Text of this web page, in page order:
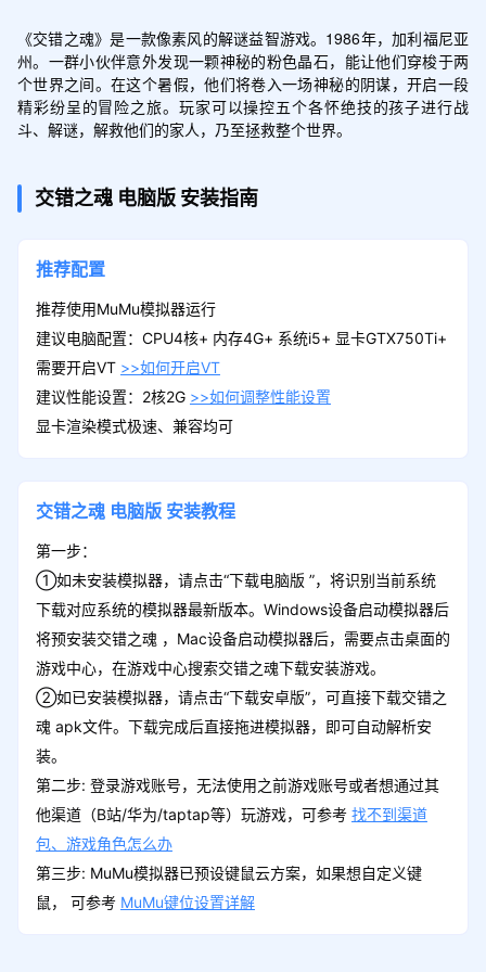
《交错之魂》是一款像素风的解谜益智游戏。1986年，加利福尼亚
州。一群小伙伴意外发现一颗神秘的粉色晶石，能让他们穿梭于两
个世界之间。在这个暑假，他们将卷入一场神秘的阴谋，开启一段
精彩纷呈的冒险之旅。玩家可以操控五个各怀绝技的孩子进行战
斗、解谜，解救他们的家人，乃至拯救整个世界。
交错之魂 电脑版 安装指南
推荐配置
推荐使用MuMu模拟器运行
建议电脑配置：CPU4核+ 内存4G+ 系统i5+ 显卡GTX750Ti+
需要开启VT >>如何开启VT
建议性能设置：2核2G >>如何调整性能设置
显卡渲染模式极速、兼容均可
交错之魂 电脑版 安装教程
第一步：
①如未安装模拟器，请点击“下载电脑版 ”，将识别当前系统
下载对应系统的模拟器最新版本。Windows设备启动模拟器后
将预安装交错之魂 ，Mac设备启动模拟器后，需要点击桌面的
游戏中心，在游戏中心搜索交错之魂下载安装游戏。
②如已安装模拟器，请点击“下载安卓版”，可直接下载交错之
魂 apk文件。下载完成后直接拖进模拟器，即可自动解析安
装。
第二步: 登录游戏账号，无法使用之前游戏账号或者想通过其
他渠道（B站/华为/taptap等）玩游戏，可参考 找不到渠道
包、游戏角色怎么办
第三步: MuMu模拟器已预设键鼠云方案，如果想自定义键
鼠， 可参考 MuMu键位设置详解